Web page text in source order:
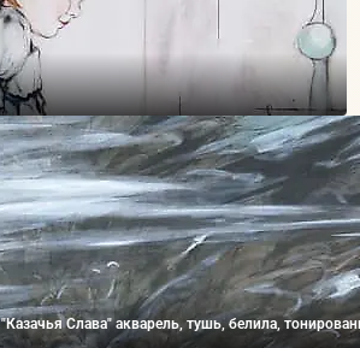
"Сокол" из серии картин "Казачья Слава" акварель, тушь, белила,